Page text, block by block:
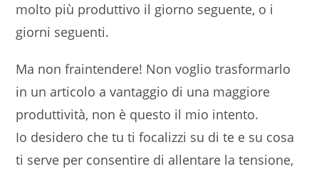
molto più produttivo il giorno seguente, o i
giorni seguenti.
Ma non fraintendere! Non voglio trasformarlo
in un articolo a vantaggio di una maggiore
produttività, non è questo il mio intento.
Io desidero che tu ti focalizzi su di te e su cosa
ti serve per consentire di allentare la tensione,